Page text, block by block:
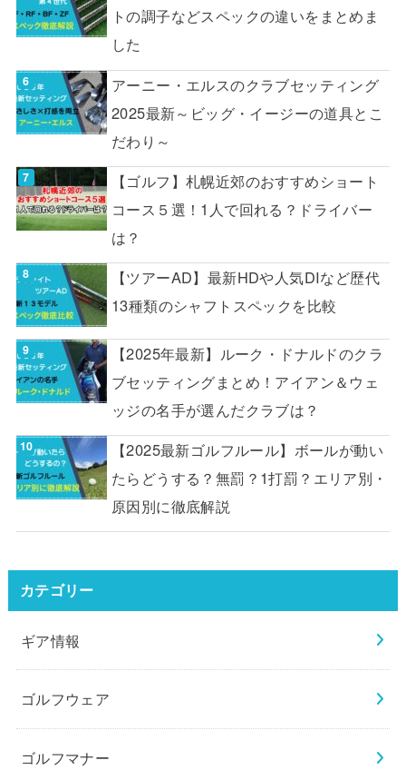
トの調子などスペックの違いをまとめま
した
アーニー・エルスのクラブセッティング
2025最新～ビッグ・イージーの道具とこ
だわり～
【ゴルフ】札幌近郊のおすすめショート
コース５選！1人で回れる？ドライバー
は？
【ツアーAD】最新HDや人気DIなど歴代
13種類のシャフトスペックを比較
【2025年最新】ルーク・ドナルドのクラ
ブセッティングまとめ！アイアン＆ウェ
ッジの名手が選んだクラブは？
【2025最新ゴルフルール】ボールが動い
たらどうする？無罰？1打罰？エリア別・
原因別に徹底解説
カテゴリー
ギア情報
ゴルフウェア
ゴルフマナー